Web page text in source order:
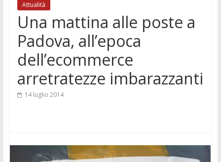
Attualità
Una mattina alle poste a
Padova, all’epoca
dell’ecommerce
arretratezze imbarazzanti
14 luglio 2014